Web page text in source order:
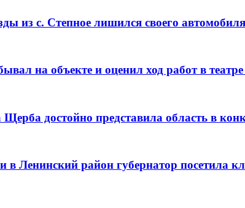
из с. Степное лишился своего автомобиля
на объекте и оценил ход работ в
достойно представила область в
в Ленинский район губернатор